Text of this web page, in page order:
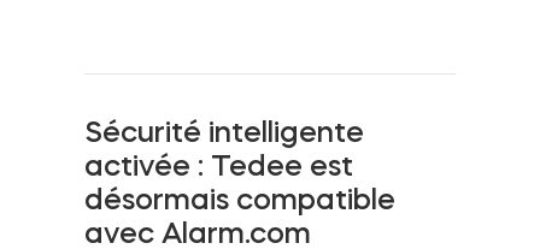
Tedee Biometric Module
Sécurité intelligente
activée : Tedee est
désormais compatible
avec Alarm.com